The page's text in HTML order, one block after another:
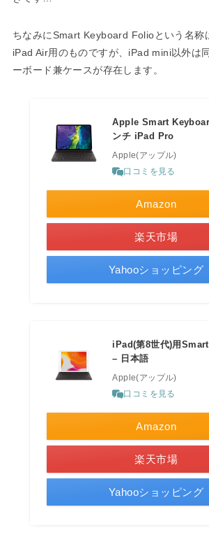
ちなみにSmart Keyboard Folioという名称
iPad Air用のものですが、iPad mini以外は
ーボード兼ケースが存在します。
Apple Smart
ンチ iPad Pro
Apple(アップル)
口コミを見る
Amazon
楽天市場
Yahooショッピング
iPad(第8世代)用
– 日本語
Apple(アップル)
口コミを見る
Amazon
楽天市場
Yahooショッピング